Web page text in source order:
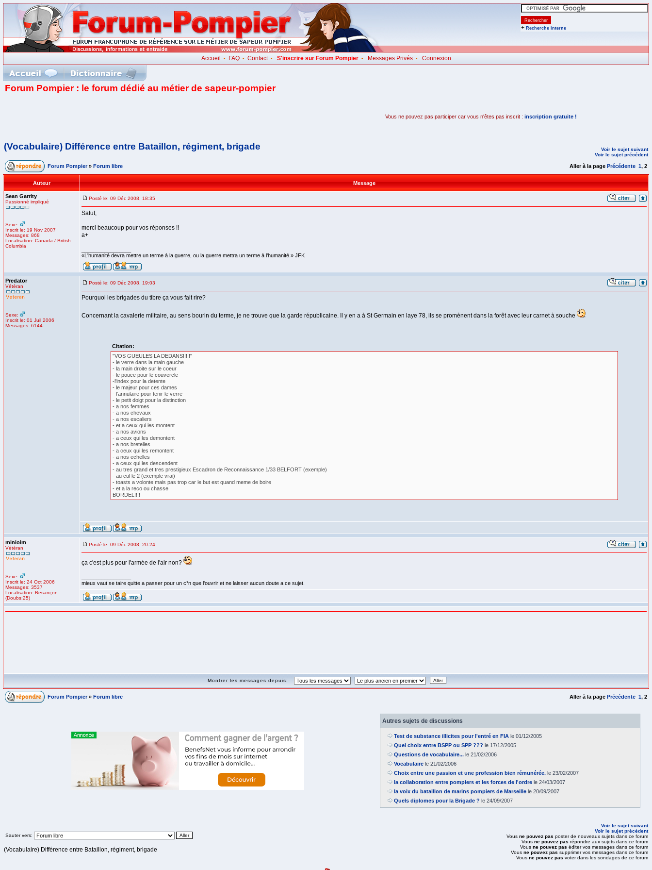
+ Recherche interne
Accueil • FAQ• Contact• S'inscrire sur Forum Pompier• Messages Privés• Connexion
Forum Pompier : le forum dédié au métier de sapeur-pompier
Vous ne pouvez pas participer car vous n'êtes pas inscrit : inscription gratuite !
(Vocabulaire) Différence entre Bataillon, régiment, brigade
Voir le sujet suivant
Voir le sujet précédent
Forum Pompier » Forum libre Aller à la page Précédente 1, 2
Auteur Message
Sean Garrity
Passionné impliqué
Sexe:
Inscrit le: 19 Nov 2007
Messages: 868
Localisation: Canada / British
Columbia
Posté le: 09 Déc 2008, 18:35
Salut,
merci beaucoup pour vos réponses !!
a+
«L'humanité devra mettre un terme à la guerre, ou la guerre mettra un terme à l'humanité.» JFK
Predator
Vétéran
Sexe:
Inscrit le: 01 Juil 2006
Messages: 6144
Posté le: 09 Déc 2008, 19:03
Pourquoi les brigades du tibre ça vous fait rire?
Concernant la cavalerie militaire, au sens bourin du terme, je ne trouve que la garde républicaine. Il y en a à St Germain en laye 78, ils se promènent dans la forêt avec leur carnet à souche
Citation:
"VOS GUEULES LA DEDANS!!!!!"
- le verre dans la main gauche
- la main droite sur le coeur
- le pouce pour le couvercle
-l'index pour la detente
- le majeur pour ces dames
- l'annulaire pour tenir le verre
- le petit doigt pour la distinction
- a nos femmes
- a nos chevaux
- a nos escaliers
- et a ceux qui les montent
- a nos avions
- a ceux qui les demontent
- a nos bretelles
- a ceux qui les remontent
- a nos echelles
- a ceux qui les descendent
- au tres grand et tres prestigieux Escadron de Reconnaissance 1/33 BELFORT (exemple)
- au cul le 2 (exemple vrai)
- toasts a volonte mais pas trop car le but est quand meme de boire
- et a la reco ou chasse
BORDEL!!!!
minioim
Vétéran
Sexe:
Inscrit le: 24 Oct 2006
Messages: 3537
Localisation: Besançon
(Doubs:25)
Posté le: 09 Déc 2008, 20:24
ça c'est plus pour l'armée de l'air non?
mieux vaut se taire quitte a passer pour un c*n que l'ouvrir et ne laisser aucun doute a ce sujet.
Montrer les messages depuis:
Forum Pompier » Forum libre Aller à la page Précédente 1, 2
Autres sujets de discussions
Test de substance illicites pour l'entré en FIA le 01/12/2005
Quel choix entre BSPP ou SPP ??? le 17/12/2005
Questions de vocabulaire... le 21/02/2006
Vocabulaire le 21/02/2006
Choix entre une passion et une profession bien rémunérée. le 23/02/2007
la collaboration entre pompiers et les forces de l'ordre le 24/03/2007
la voix du bataillon de marins pompiers de Marseille le 20/09/2007
Quels diplomes pour la Brigade ? le 24/09/2007
Sauter vers:
(Vocabulaire) Différence entre Bataillon, régiment, brigade
Voir le sujet suivant
Voir le sujet précédent
Vous ne pouvez pas poster de nouveaux sujets dans ce forum
Vous ne pouvez pas répondre aux sujets dans ce forum
Vous ne pouvez pas éditer vos messages dans ce forum
Vous ne pouvez pas supprimer vos messages dans ce forum
Vous ne pouvez pas voter dans les sondages de ce forum